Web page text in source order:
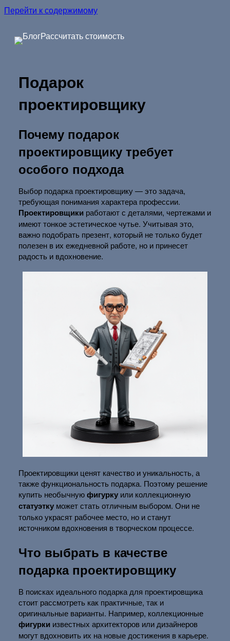
Перейти к содержимому
БлогРассчитать стоимость
Подарок
проектировщику
Почему подарок
проектировщику требует
особого подхода
Выбор подарка проектировщику — это задача,
требующая понимания характера профессии.
Проектировщики работают с деталями, чертежами и
имеют тонкое эстетическое чутье. Учитывая это,
важно подобрать презент, который не только будет
полезен в их ежедневной работе, но и принесет
радость и вдохновение.
Проектировщики ценят качество и уникальность, а
также функциональность подарка. Поэтому решение
купить необычнуюфигурку или коллекционную
статуэтку может стать отличным выбором. Они не
только украсят рабочее место, но и станут
источником вдохновения в творческом процессе.
Что выбрать в качестве
подарка проектировщику
В поисках идеального подарка для проектировщика
стоит рассмотреть как практичные, так и
оригинальные варианты. Например, коллекционные
фигурки известных архитекторов или дизайнеров
могут вдохновить их на новые достижения в карьере.